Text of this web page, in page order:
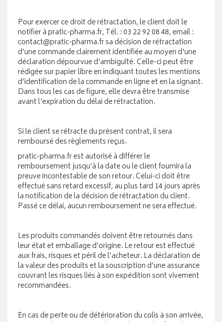
Pour exercer ce droit de rétractation, le client doit le
notifier à pratic-pharma.fr, Tél. : 03 22 92 08 48, email :
contact@pratic-pharma.fr sa décision de rétractation
d’une commande clairement identifiée au moyen d'une
déclaration dépourvue d'ambiguïté. Celle-ci peut être
rédigée sur papier libre en indiquant toutes les mentions
d’identification de la commande en ligne et en la signant.
Dans tous les cas de figure, elle devra être transmise
avant l'expiration du délai de rétractation.
Si le client se rétracte du présent contrat, il sera
remboursé des règlements reçus.
pratic-pharma.fr est autorisé à différer le
remboursement jusqu’à la date ou le client fournira la
preuve incontestable de son retour. Celui-ci doit être
effectué sans retard excessif, au plus tard 14 jours après
la notification de la décision de rétractation du client.
Passé ce délai, aucun remboursement ne sera effectué.
Les produits commandés doivent être retournés dans
leur état et emballage d’origine. Le retour est effectué
aux frais, risques et péril de l’acheteur. La déclaration de
la valeur des produits et la souscription d’une assurance
couvrant les risques liés à son expédition sont vivement
recommandées.
En cas de perte ou de détérioration du colis à son arrivée,